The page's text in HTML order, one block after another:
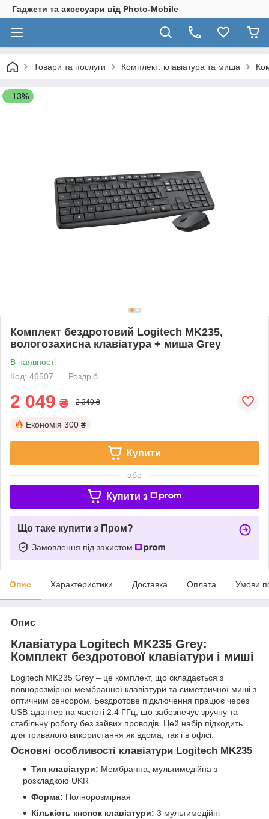
Гаджети та аксесуари від Photo-Mobile
Товари та послуги Комплект: клавіатура та миша
–13%
Комплект бездротовий Logitech MK235,
вологозахисна клавіатура + миша Grey
В наявності
Код: 46507
Роздріб
2 049 ₴ 2 349 ₴
Економія 300 ₴
Купити
або
Купити з
Що таке купити з Пром?
Замовлення під захистом
Опис Характеристики Доставка Оплата Умови
Опис
Клавіатура Logitech MK235 Grey:
Комплект бездротової клавіатури і миші
Logitech MK235 Grey – це комплект, що складається з
повнорозмірної мембранної клавіатури та симетричної миші з
оптичним сенсором. Бездротове підключення працює через
USB-адаптер на частоті 2.4 ГГц, що забезпечує зручну та
стабільну роботу без зайвих проводів. Цей набір підходить
для тривалого використання як вдома, так і в офісі.
Основні особливості клавіатури Logitech MK235
Тип клавіатури: Мембранна, мультимедійна з
розкладкою UKR
Форма: Полнорозмірная
Кількість кнопок клавіатури: 3 мультимедійні